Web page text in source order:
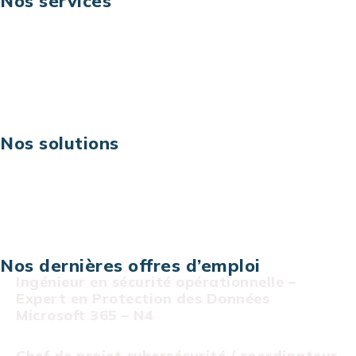
Nos solutions
Nos dernières offres d’emploi
Ingénieur en sécurité opérationnelle –